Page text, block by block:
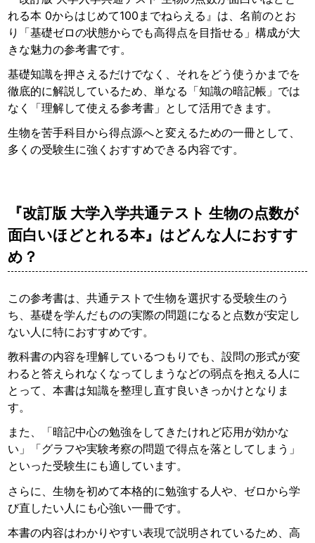
れる本 0からはじめて100までねらえる』は、名前のとお
り「基礎ゼロの状態からでも高得点を目指せる」構成が大
きな魅力の参考書です。
基礎知識を押さえるだけでなく、それをどう使うかまでを
徹底的に解説しているため、単なる「知識の暗記帳」では
なく「理解して使える参考書」として活用できます。
生物を苦手科目から得点源へと変えるための一冊として、
多くの受験生に強くおすすめできる内容です。
『改訂版 大学入学共通テスト 生物の点数が
面白いほどとれる本』はどんな人におすす
め？
この参考書は、共通テストで生物を選択する受験生のう
ち、基礎を学んだものの実際の問題になると点数が安定し
ない人に特におすすめです。
教科書の内容を理解しているつもりでも、設問の形式が変
わると答えられなくなってしまうなどの弱点を抱える人に
とって、本書は知識を整理し直す良いきっかけとなりま
す。
また、「暗記中心の勉強をしてきたけれど応用が効かな
い」「グラフや実験考察の問題で得点を落としてしまう」
といった受験生にも適しています。
さらに、生物を初めて本格的に勉強する人や、ゼロから学
び直したい人にも心強い一冊です。
本書の内容はわかりやすい表現で説明されているため、高